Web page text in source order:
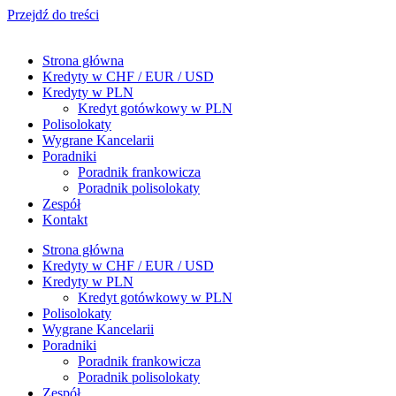
Przejdź do treści
Strona główna
Kredyty w CHF / EUR / USD
Kredyty w PLN
Kredyt gotówkowy w PLN
Polisolokaty
Wygrane Kancelarii
Poradniki
Poradnik frankowicza
Poradnik polisolokaty
Zespół
Kontakt
Strona główna
Kredyty w CHF / EUR / USD
Kredyty w PLN
Kredyt gotówkowy w PLN
Polisolokaty
Wygrane Kancelarii
Poradniki
Poradnik frankowicza
Poradnik polisolokaty
Zespół